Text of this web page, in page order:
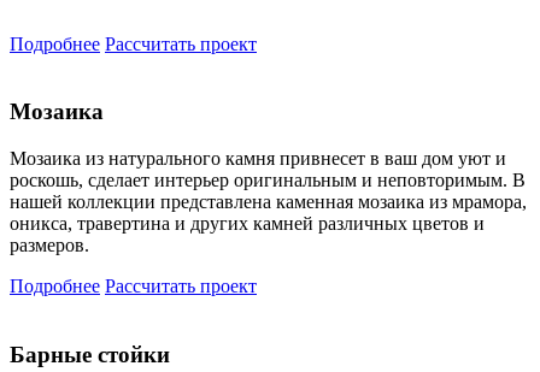
Подробнее Рассчитать проект
Мозаика
Мозаика из натурального камня привнесет в ваш дом уют и
роскошь, сделает интерьер оригинальным и неповторимым. В
нашей коллекции представлена каменная мозаика из мрамора,
оникса, травертина и других камней различных цветов и
размеров.
Подробнее Рассчитать проект
Барные стойки